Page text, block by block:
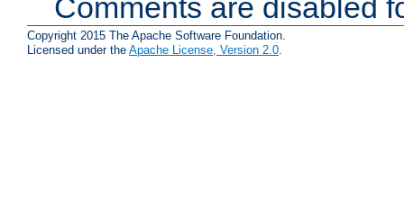
Comments are disabled
Copyright 2015 The Apache Software Foundation.
Licensed under the Apache License, Version 2.0